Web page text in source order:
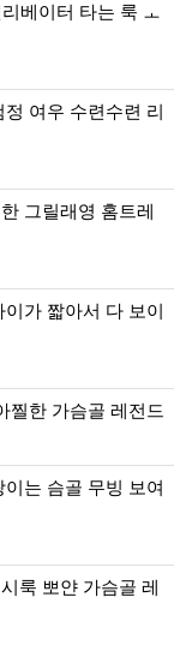
베이터 타는 룩 ㅗ
여우 수련수련 리
그릴래영 홈트레
가 짧아서 다 보이
찔한 가슴골 레전드
는 슴골 무빙 보여
룩 뽀얀 가슴골 레